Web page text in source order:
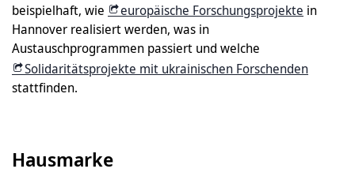
beispielhaft, wie
europäische Forschungsprojekte in
Hannover realisiert werden, was in
Austauschprogrammen passiert und welche
Solidaritätsprojekte mit ukrainischen Forschenden
stattfinden.
Hausmarke